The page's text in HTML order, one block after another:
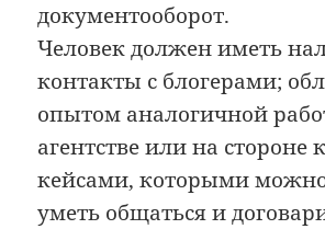
документооборот.
Человек должен иметь
контакты с блогерами;
опытом аналогичной
агентстве или на стороне
кейсами, которыми можно
уметь общаться и